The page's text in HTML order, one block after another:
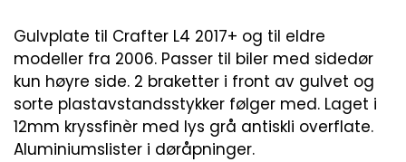
Gulvplate til Crafter L4 2017+ og til eldre
modeller fra 2006. Passer til biler med sidedør
kun høyre side. 2 braketter i front av gulvet og
sorte plastavstandsstykker følger med. Laget i
12mm kryssfinèr med lys grå antiskli overflate.
Aluminiumslister i døråpninger.